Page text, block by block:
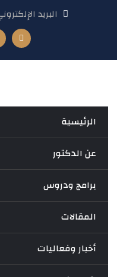
البريد
الرئيسية
عن الدكتور
برامج ودروس
المقالات
أخبار وفعاليات